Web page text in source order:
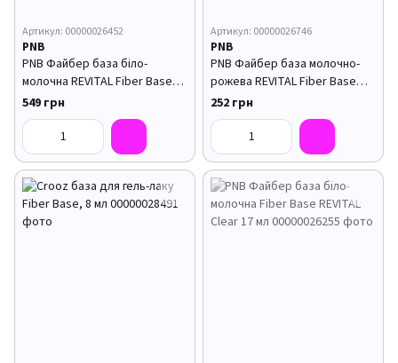
Артикул: 00000026452
PNB
PNB Файбер база біло-
молочна REVITAL Fiber Base
White Milk 30 мл
549 грн
Артикул: 00000026746
PNB
PNB Файбер база молочно-
рожева REVITAL Fiber Base
Milk Pink 8 мл
252 грн